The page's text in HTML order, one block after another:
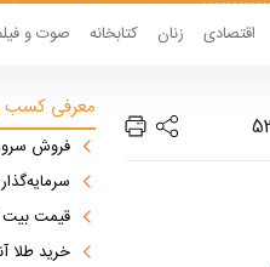
اقتصادی زنان کتابخانه صوت و
معرفی کسب
فروش
قیمت
خرید طلا